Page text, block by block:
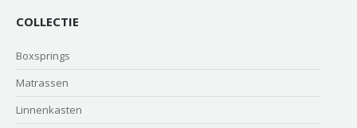
COLLECTIE
Boxsprings
Matrassen
Linnenkasten